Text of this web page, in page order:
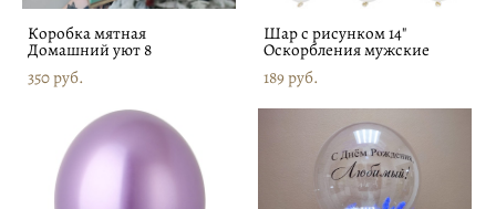
Коробка мятная
Домашний уют 8
350 pуб.
Шар с рисунком 14"
Оскорбления мужские
189 pуб.